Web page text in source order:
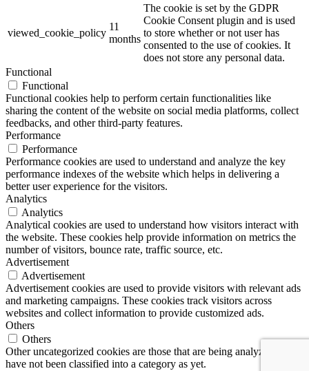
viewed_cookie_policy
11
months
The cookie is set by the GDPR
Cookie Consent plugin and is used
to store whether or not user has
consented to the use of cookies. It
does not store any personal data.
Functional
Functional
Functional cookies help to perform certain functionalities like
sharing the content of the website on social media platforms, collect
feedbacks, and other third-party features.
Performance
Performance
Performance cookies are used to understand and analyze the key
performance indexes of the website which helps in delivering a
better user experience for the visitors.
Analytics
Analytics
Analytical cookies are used to understand how visitors interact with
the website. These cookies help provide information on metrics the
number of visitors, bounce rate, traffic source, etc.
Advertisement
Advertisement
Advertisement cookies are used to provide visitors with relevant ads
and marketing campaigns. These cookies track visitors across
websites and collect information to provide customized ads.
Others
Others
Other uncategorized cookies are those that are being analyzed and
have not been classified into a category as yet.